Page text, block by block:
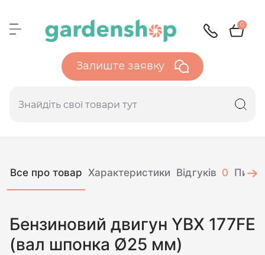
0
Залиште заявку
Все про товар Характеристики Відгуків 0
Бензиновий двигун YBX 177FE
(вал шпонка Ø25 мм)